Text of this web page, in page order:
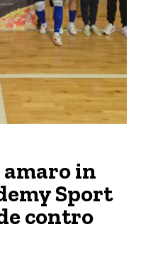
amaro in
Sport
contro